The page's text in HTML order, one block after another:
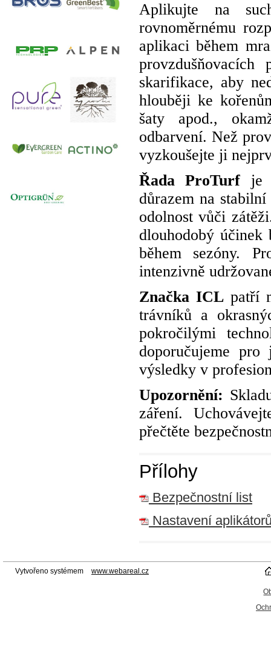
Aplikujte na
rovnoměrnému
aplikaci během
skarifikace, aby
hlouběji ke
šaty apod.,
odbarvení. Než
vyzkoušejte ji
Řada ProTurf je
důrazem na
odolnost vůči
dlouhodobý
během sezóny.
intenzivně
Značka ICL patří
trávníků a
pokročilými
doporučujeme
výsledky v
Upozornění:
záření.
přečtěte
Přílohy
Bezpečnostní list
Nastavení
Vytvořeno systémem www.webareal.cz